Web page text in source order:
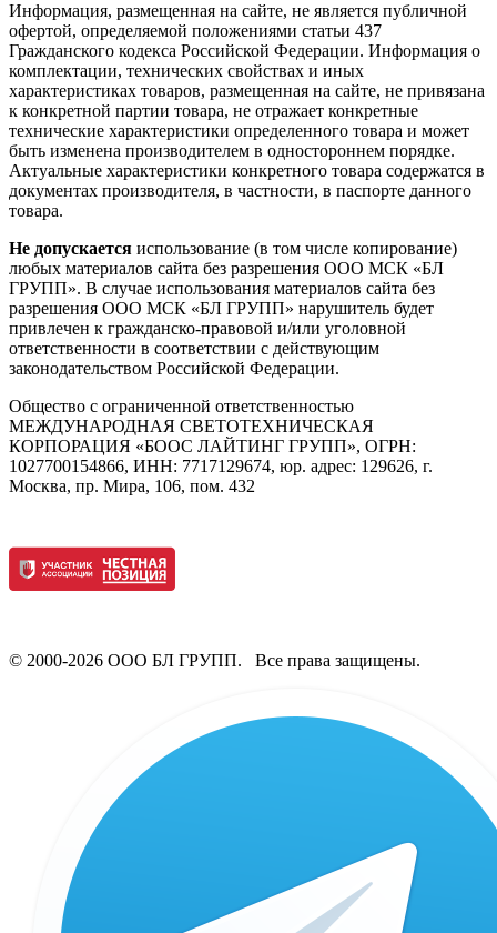
Информация, размещенная на сайте, не является публичной
офертой, определяемой положениями статьи 437
Гражданского кодекса Российской Федерации. Информация о
комплектации, технических свойствах и иных
характеристиках товаров, размещенная на сайте, не привязана
к конкретной партии товара, не отражает конкретные
технические характеристики определенного товара и может
быть изменена производителем в одностороннем порядке.
Актуальные характеристики конкретного товара содержатся в
документах производителя, в частности, в паспорте данного
товара.
Не допускается использование (в том числе копирование)
любых материалов сайта без разрешения ООО МСК «БЛ
ГРУПП». В случае использования материалов сайта без
разрешения ООО МСК «БЛ ГРУПП» нарушитель будет
привлечен к гражданско-правовой и/или уголовной
ответственности в соответствии с действующим
законодательством Российской Федерации.
Общество с ограниченной ответственностью
МЕЖДУНАРОДНАЯ СВЕТОТЕХНИЧЕСКАЯ
КОРПОРАЦИЯ «БООС ЛАЙТИНГ ГРУПП», ОГРН:
1027700154866, ИНН: 7717129674, юр. адрес: 129626, г.
Москва, пр. Мира, 106, пом. 432
© 2000-2026 ООО БЛ ГРУПП. Все права защищены.